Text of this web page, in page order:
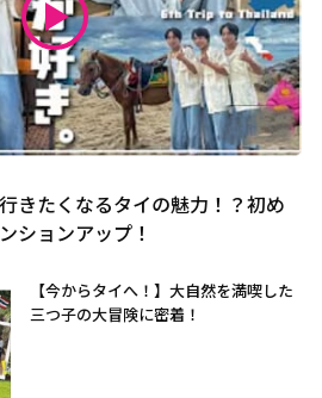
きたくなるタイの魅力！？初め
ションアップ！
【今からタイへ！】大自然を満喫した
三つ子の大冒険に密着！